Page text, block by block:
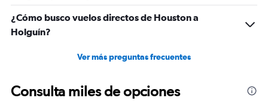
¿Cómo busco vuelos directos de Houston a
Holguín?
Ver más preguntas frecuentes
Consulta miles de opciones